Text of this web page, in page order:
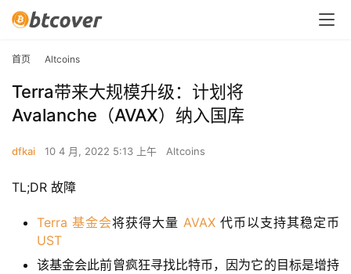
首页 Altcoins
Terra带来大规模升级：计划将
Avalanche（AVAX）纳入国库
dfkai 10 4 月, 2022 5:13 上午 Altcoins
TL;DR 故障
Terra 基金会将获得大量 AVAX 代币以支持其稳定币
UST
该基金会此前曾疯狂寻找比特币，因为它的目标是增持